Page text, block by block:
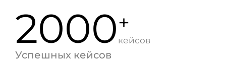
2000+
кейсов
Успешных кейсов